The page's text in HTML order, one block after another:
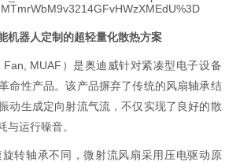
机器人定制的超轻量化散热方案
MUAF）是奥迪威针对紧凑型电子设备
命性产品。该产品摒弃了传统的风扇轴承结
动生成定向射流气流，不仅实现了良好的散
与运行噪音。
转轴承不同，微射流风扇采用压电驱动原